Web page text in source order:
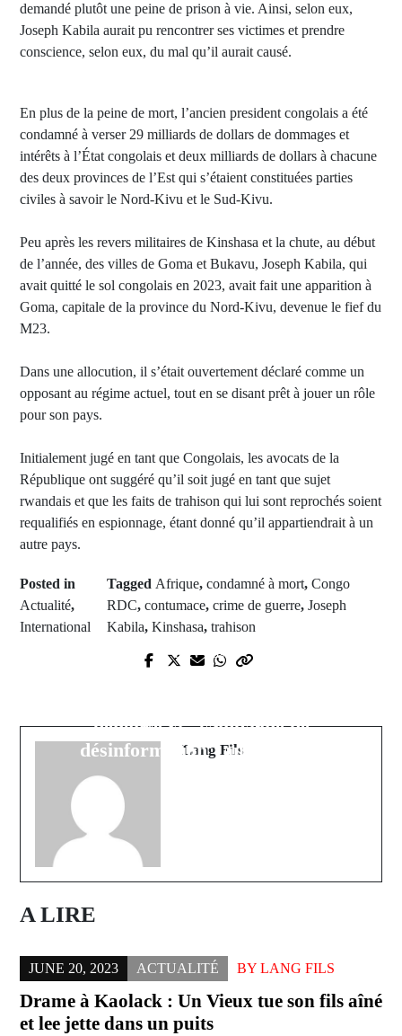
demandé plutôt une peine de prison à vie. Ainsi, selon eux,
Joseph Kabila aurait pu rencontrer ses victimes et prendre
conscience, selon eux, du mal qu’il aurait causé.
En plus de la peine de mort, l’ancien president congolais a été
condamné à verser 29 milliards de dollars de dommages et
intérêts à l’État congolais et deux milliards de dollars à chacune
des deux provinces de l’Est qui s’étaient constituées parties
civiles à savoir le Nord-Kivu et le Sud-Kivu.
Peu après les revers militaires de Kinshasa et la chute, au début
de l’année, des villes de Goma et Bukavu, Joseph Kabila, qui
avait quitté le sol congolais en 2023, avait fait une apparition à
Goma, capitale de la province du Nord-Kivu, devenue le fief du
M23.
Dans une allocution, il s’était ouvertement déclaré comme un
opposant au régime actuel, tout en se disant prêt à jouer un rôle
pour son pays.
Initialement jugé en tant que Congolais, les avocats de la
République ont suggéré qu’il soit jugé en tant que sujet
rwandais et que les faits de trahison qui lui sont reprochés soient
requalifiés en espionnage, étant donné qu’il appartiendrait à un
autre pays.
Posted in
Actualité,
International
Tagged Afrique,condamné à mort,Congo
RDC,contumace,crime de guerre,Joseph
Kabila,Kinshasa,trahison
Prev Post
l'international
dénonce la "campagne de
désinformation" au PASTEF
Lang Fils
A LIRE
JUNE 20, 2023 ACTUALITÉ BY LANG FILS
Drame à Kaolack : Un Vieux tue son fils aîné
et lee jette dans un puits